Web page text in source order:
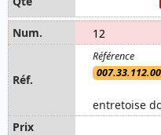
12
entretoise